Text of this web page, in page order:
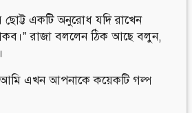
একটি অনুরোধ যদি রাখেন
রাজা বললেন ঠিক আছে বলুন,
আমি এখন আপনাকে কয়েকটি গল্প